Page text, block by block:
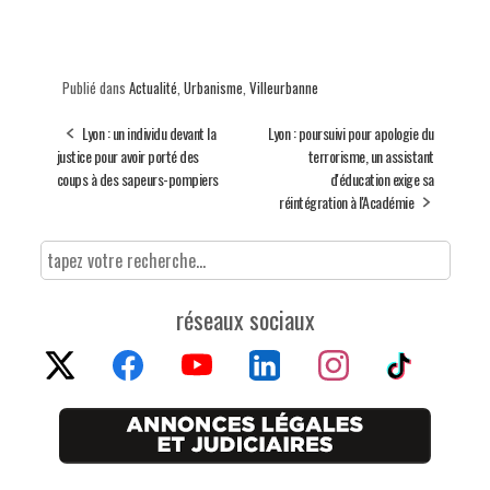
Publié dans Actualité, Urbanisme, Villeurbanne
Lyon : un individu devant la
justice pour avoir porté des
coups à des sapeurs-pompiers
Lyon : poursuivi pour apologie du
terrorisme, un assistant
d'éducation exige sa
réintégration à l'Académie
réseaux sociaux